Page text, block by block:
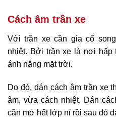
Cách âm trần xe
Với trần xe cần gia cố
nhiệt. Bởi trần xe là nơi
ánh nắng mặt trời.
Do đó, dán cách âm trần xe
âm, vừa cách nhiệt. Dán
cần mở hết lớp nỉ rồi sau đó